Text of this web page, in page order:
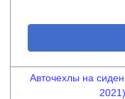
Авточехлы на